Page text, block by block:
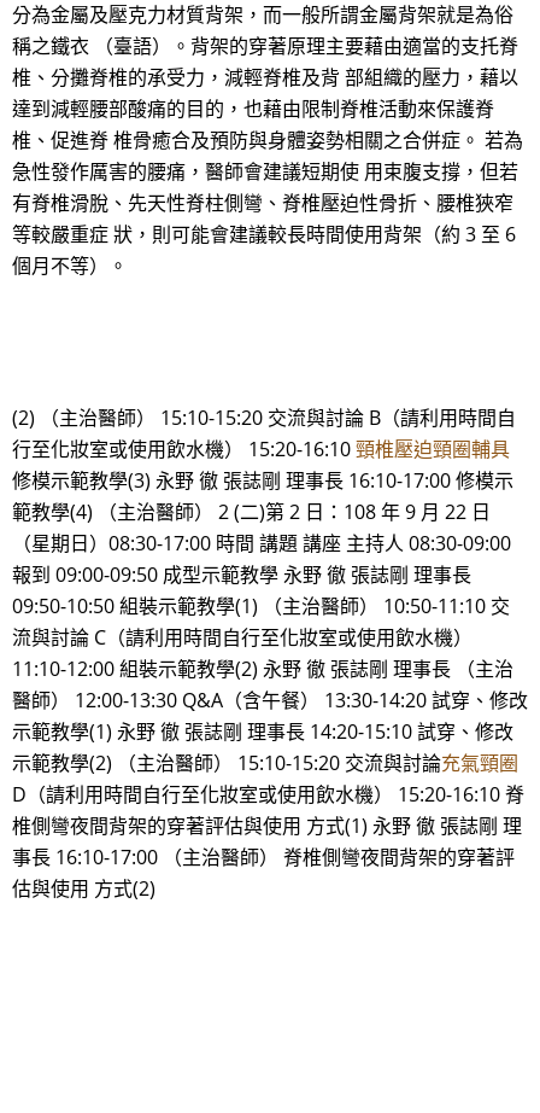
分為金屬及壓克力材質背架，而一般所謂金屬背架就是為俗
稱之鐵衣 （臺語）。背架的穿著原理主要藉由適當的支托脊
椎、分攤脊椎的承受力，減輕脊椎及背 部組織的壓力，藉以
達到減輕腰部酸痛的目的，也藉由限制脊椎活動來保護脊
椎、促進脊 椎骨癒合及預防與身體姿勢相關之合併症。 若為
急性發作厲害的腰痛，醫師會建議短期使 用束腹支撐，但若
有脊椎滑脫、先天性脊柱側彎、脊椎壓迫性骨折、腰椎狹窄
等較嚴重症 狀，則可能會建議較長時間使用背架（約 3 至 6
個月不等）。
(2) （主治醫師） 15:10-15:20 交流與討論 B（請利用時間自
行至化妝室或使用飲水機） 15:20-16:10頸椎壓迫頸圈輔具
修模示範教學(3) 永野 徹 張誌剛 理事長 16:10-17:00 修模示
範教學(4) （主治醫師） 2 (二)第 2 日：108 年 9 月 22 日
（星期日）08:30-17:00 時間 講題 講座 主持人 08:30-09:00
報到 09:00-09:50 成型示範教學 永野 徹 張誌剛 理事長
09:50-10:50 組裝示範教學(1) （主治醫師） 10:50-11:10 交
流與討論 C（請利用時間自行至化妝室或使用飲水機）
11:10-12:00 組裝示範教學(2) 永野 徹 張誌剛 理事長 （主治
醫師） 12:00-13:30 Q&A（含午餐） 13:30-14:20 試穿、修改
示範教學(1) 永野 徹 張誌剛 理事長 14:20-15:10 試穿、修改
示範教學(2) （主治醫師） 15:10-15:20 交流與討論充氣頸圈
D（請利用時間自行至化妝室或使用飲水機） 15:20-16:10 脊
椎側彎夜間背架的穿著評估與使用 方式(1) 永野 徹 張誌剛 理
事長 16:10-17:00 （主治醫師） 脊椎側彎夜間背架的穿著評
估與使用 方式(2)